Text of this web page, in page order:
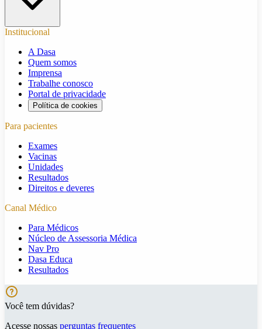
Institucional
A Dasa
Quem somos
Imprensa
Trabalhe conosco
Portal de privacidade
Política de cookies
Para pacientes
Exames
Vacinas
Unidades
Resultados
Direitos e deveres
Canal Médico
Para Médicos
Núcleo de Assessoria Médica
Nav Pro
Dasa Educa
Resultados
Você tem dúvidas?
Acesse nossas perguntas frequentes